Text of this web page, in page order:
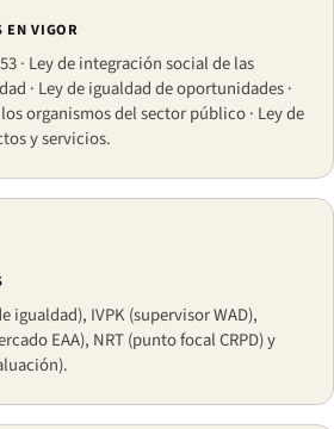
EN VIGOR
· Ley de integración social de las
· Ley de igualdad de oportunidades ·
organismos del sector público · Ley de
y servicios.
igualdad), IVPK (supervisor WAD),
EAA), NRT (punto focal CRPD) y